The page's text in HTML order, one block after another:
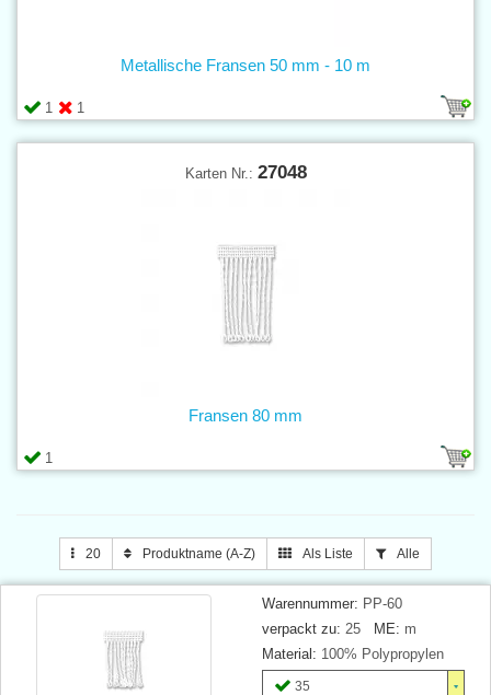
1 1
Metallische Fransen 50 mm - 10 m
Karten Nr.: 27048
1
Fransen 80 mm
20 Produktname (A-Z) Als Liste Alle
Warennummer: PP-60
verpackt zu: 25 ME: m
Material: 100% Polypropylen
35